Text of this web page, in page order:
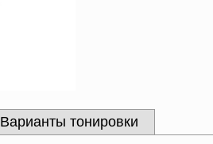
Варианты тонировки